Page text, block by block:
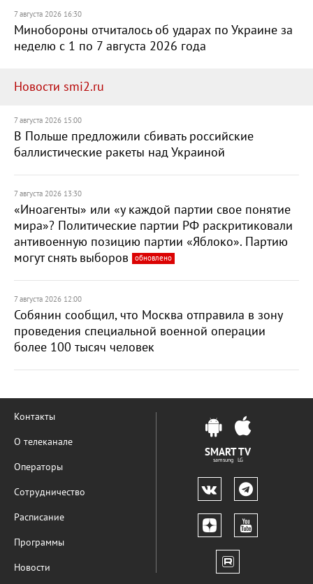
7 августа 2026 16:30
Минобороны отчиталось об ударах по Украине за
неделю с 1 по 7 августа 2026 года
Новости smi2.ru
7 августа 2026 15:00
В Польше предложили сбивать российские
баллистические ракеты над Украиной
7 августа 2026 13:30
«Иноагенты» или «у каждой партии свое понятие
мира»? Политические партии РФ раскритиковали
антивоенную позицию партии «Яблоко». Партию
могут снять выборов
обновлено
7 августа 2026 12:00
Собянин сообщил, что Москва отправила в зону
проведения специальной военной операции
более 100 тысяч человек
Контакты
О телеканале
Операторы
Сотрудничество
Расписание
Программы
Новости
SMART TV
samsung LG